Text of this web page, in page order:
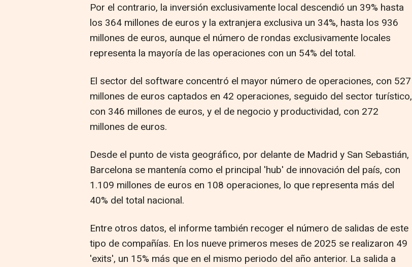
Por el contrario, la inversión exclusivamente local descendió un 39% hasta
los 364 millones de euros y la extranjera exclusiva un 34%, hasta los 936
millones de euros, aunque el número de rondas exclusivamente locales
representa la mayoría de las operaciones con un 54% del total.
El sector del software concentró el mayor número de operaciones, con 527
millones de euros captados en 42 operaciones, seguido del sector turístico,
con 346 millones de euros, y el de negocio y productividad, con 272
millones de euros.
Desde el punto de vista geográfico, por delante de Madrid y San Sebastián,
Barcelona se mantenía como el principal 'hub' de innovación del país, con
1.109 millones de euros en 108 operaciones, lo que representa más del
40% del total nacional.
Entre otros datos, el informe también recoger el número de salidas de este
tipo de compañías. En los nueve primeros meses de 2025 se realizaron 49
'exits', un 15% más que en el mismo periodo del año anterior. La salida a